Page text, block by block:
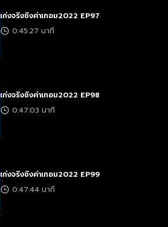
เก่งจริงชิงค่าเทอม2022 EP97
0:45:27 นาที
เก่งจริงชิงค่าเทอม2022 EP98
0:47:03 นาที
เก่งจริงชิงค่าเทอม2022 EP99
0:47:44 นาที